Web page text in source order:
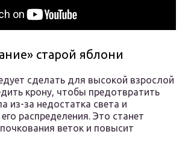
старой яблони
сделать для высокой взрослой
крону, чтобы предотвратить
из-за недостатка света и
распределения. Это станет
веток и повысит